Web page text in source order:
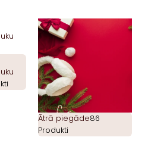
Ātrā piegāde86
Produkti